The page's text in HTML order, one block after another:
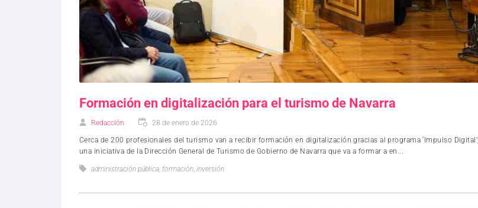
Formación en digitalización para el turismo de Navarra
Redacción 28 de enero de 2026
Cerca de 200 profesionales del turismo van a recibir formación en digitalización gracias al programa ‘Impulso Digital’,
una iniciativa de la Dirección General de Turismo de Gobierno de Navarra que va a formar a en...
administración pública formación inversión